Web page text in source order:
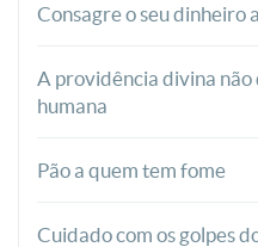
Consagre o seu dinheiro
A providência divina não
humana
Pão a quem tem fome
Cuidado com os golpes